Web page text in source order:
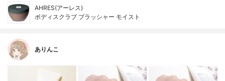
AHRES(アーレス)
ボディスクラブ ブラッシャー モイスト
ありんこ